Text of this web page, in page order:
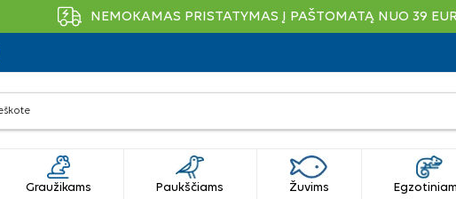
NEMOKAMAS PRISTATYMAS Į PAŠTOMATĄ NUO 39
Graužikams Paukščiams Žuvims